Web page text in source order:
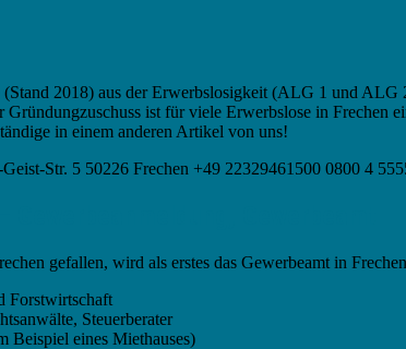
2018) aus der Erwerbslosigkeit (ALG 1 und
ist für viele Erwerbslose in Frechen
in einem anderen Artikel von uns!
Str. 5 50226 Frechen +49 22329461500 0800 4
gefallen, wird als erstes das Gewerbeamt in
Forstwirtschaft
Steuerberater
Beispiel eines Miethauses)